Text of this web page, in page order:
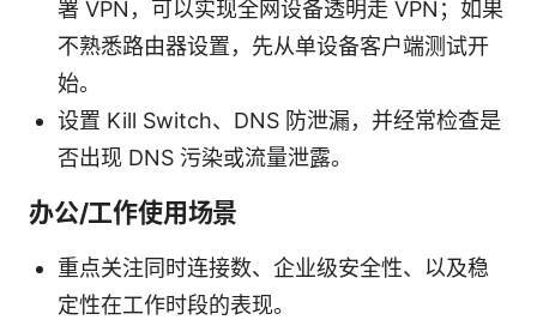
署 VPN，可以实现全网设备透明走 VPN；如果
不熟悉路由器设置，先从单设备客户端测试开
始。
设置 Kill Switch、DNS 防泄漏，并经常检查是
否出现 DNS 污染或流量泄露。
办公/工作使用场景
重点关注同时连接数、企业级安全性、以及稳
定性在工作时段的表现。